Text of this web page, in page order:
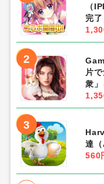
（
完
2
片
衆
3
達
560